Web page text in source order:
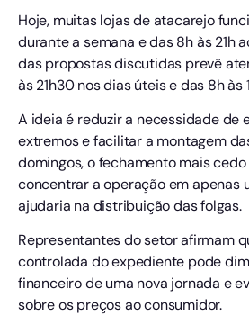
Hoje, muitas lojas de atacarejo
durante a semana e das 8h às 21h
das propostas discutidas prevê
às 21h30 nos dias úteis e das 8h às
A ideia é reduzir a necessidade de
extremos e facilitar a montagem
domingos, o fechamento mais
concentrar a operação em apenas
ajudaria na distribuição das folgas.
Representantes do setor afirmam
controlada do expediente pode
financeiro de uma nova jornada e
sobre os preços ao consumidor.